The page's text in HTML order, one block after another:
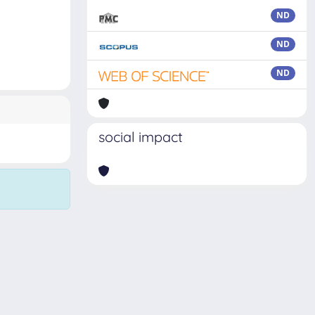
ND
ND
ND
social impact